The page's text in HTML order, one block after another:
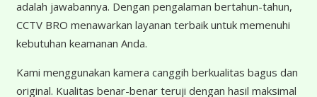
adalah jawabannya. Dengan pengalaman bertahun-tahun,
CCTV BRO menawarkan layanan terbaik untuk memenuhi
kebutuhan keamanan Anda.
Kami menggunakan kamera canggih berkualitas bagus dan
original. Kualitas benar-benar teruji dengan hasil maksimal